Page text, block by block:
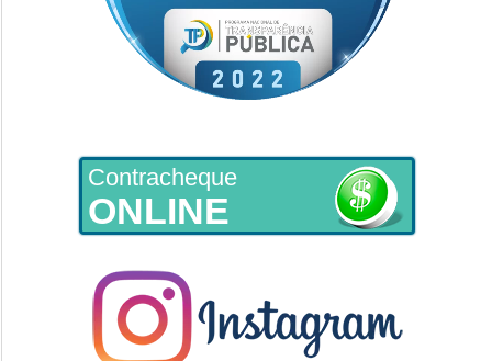
Contracheque
ONLINE